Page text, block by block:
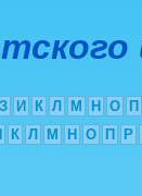
З И К Л М Н О П
К Л М Н О П Р